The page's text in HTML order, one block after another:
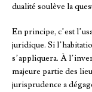
dualité soulève la
En principe, c’est
juridique. Si
s’appliquera. À
majeure partie des
jurisprudence a